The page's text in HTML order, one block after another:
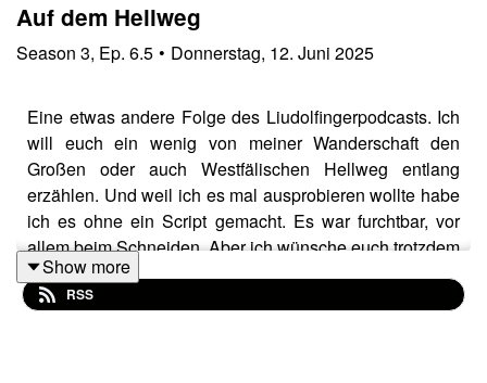
Auf dem Hellweg
Season 3, Ep. 6.5 • Donnerstag, 12. Juni 2025
Eine etwas andere Folge des Liudolfingerpodcasts. Ich
will euch ein wenig von meiner Wanderschaft den
Großen oder auch Westfälischen Hellweg entlang
erzählen. Und weil ich es mal ausprobieren wollte habe
ich es ohne ein Script gemacht. Es war furchtbar, vor
allem beim Schneiden. Aber ich wünsche euch trotzdem
viel Spaß bei dieser Folge, die so gar nicht die
Liudolfinger erwähnt.
Show more
RSS